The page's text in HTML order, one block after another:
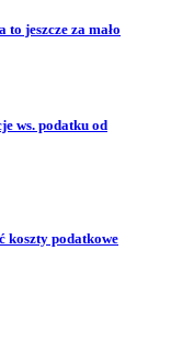
jeszcze za mało
ws. podatku od
koszty podatkowe